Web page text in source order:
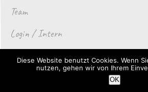
Team
Login / Intern
Impressum / Datenschutz
Diese Website benutzt Cookies. Wenn
nutzen, gehen wir von Ihrem
OK